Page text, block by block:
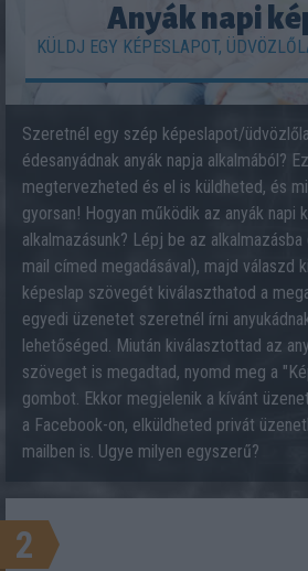
Anyák napi
KÜLDJ EGY KÉPESLAPOT,
Szeretnél egy szép képeslapot/
édesanyádnak anyák napja alkalmából?
megtervezheted és el is küldheted, és
gyorsan! Hogyan működik az anyák napi
alkalmazásunk? Lépj be az
mail címed megadásával), majd válaszd
képeslap szövegét kiválaszthatod a
egyedi üzenetet szeretnél írni
lehetőséged. Miután kiválasztottad az
szöveget is megadtad, nyomd meg a
gombot. Ekkor megjelenik a kívánt
a Facebook-on, elküldheted privát
mailben is. Ugye milyen egyszerű?
2